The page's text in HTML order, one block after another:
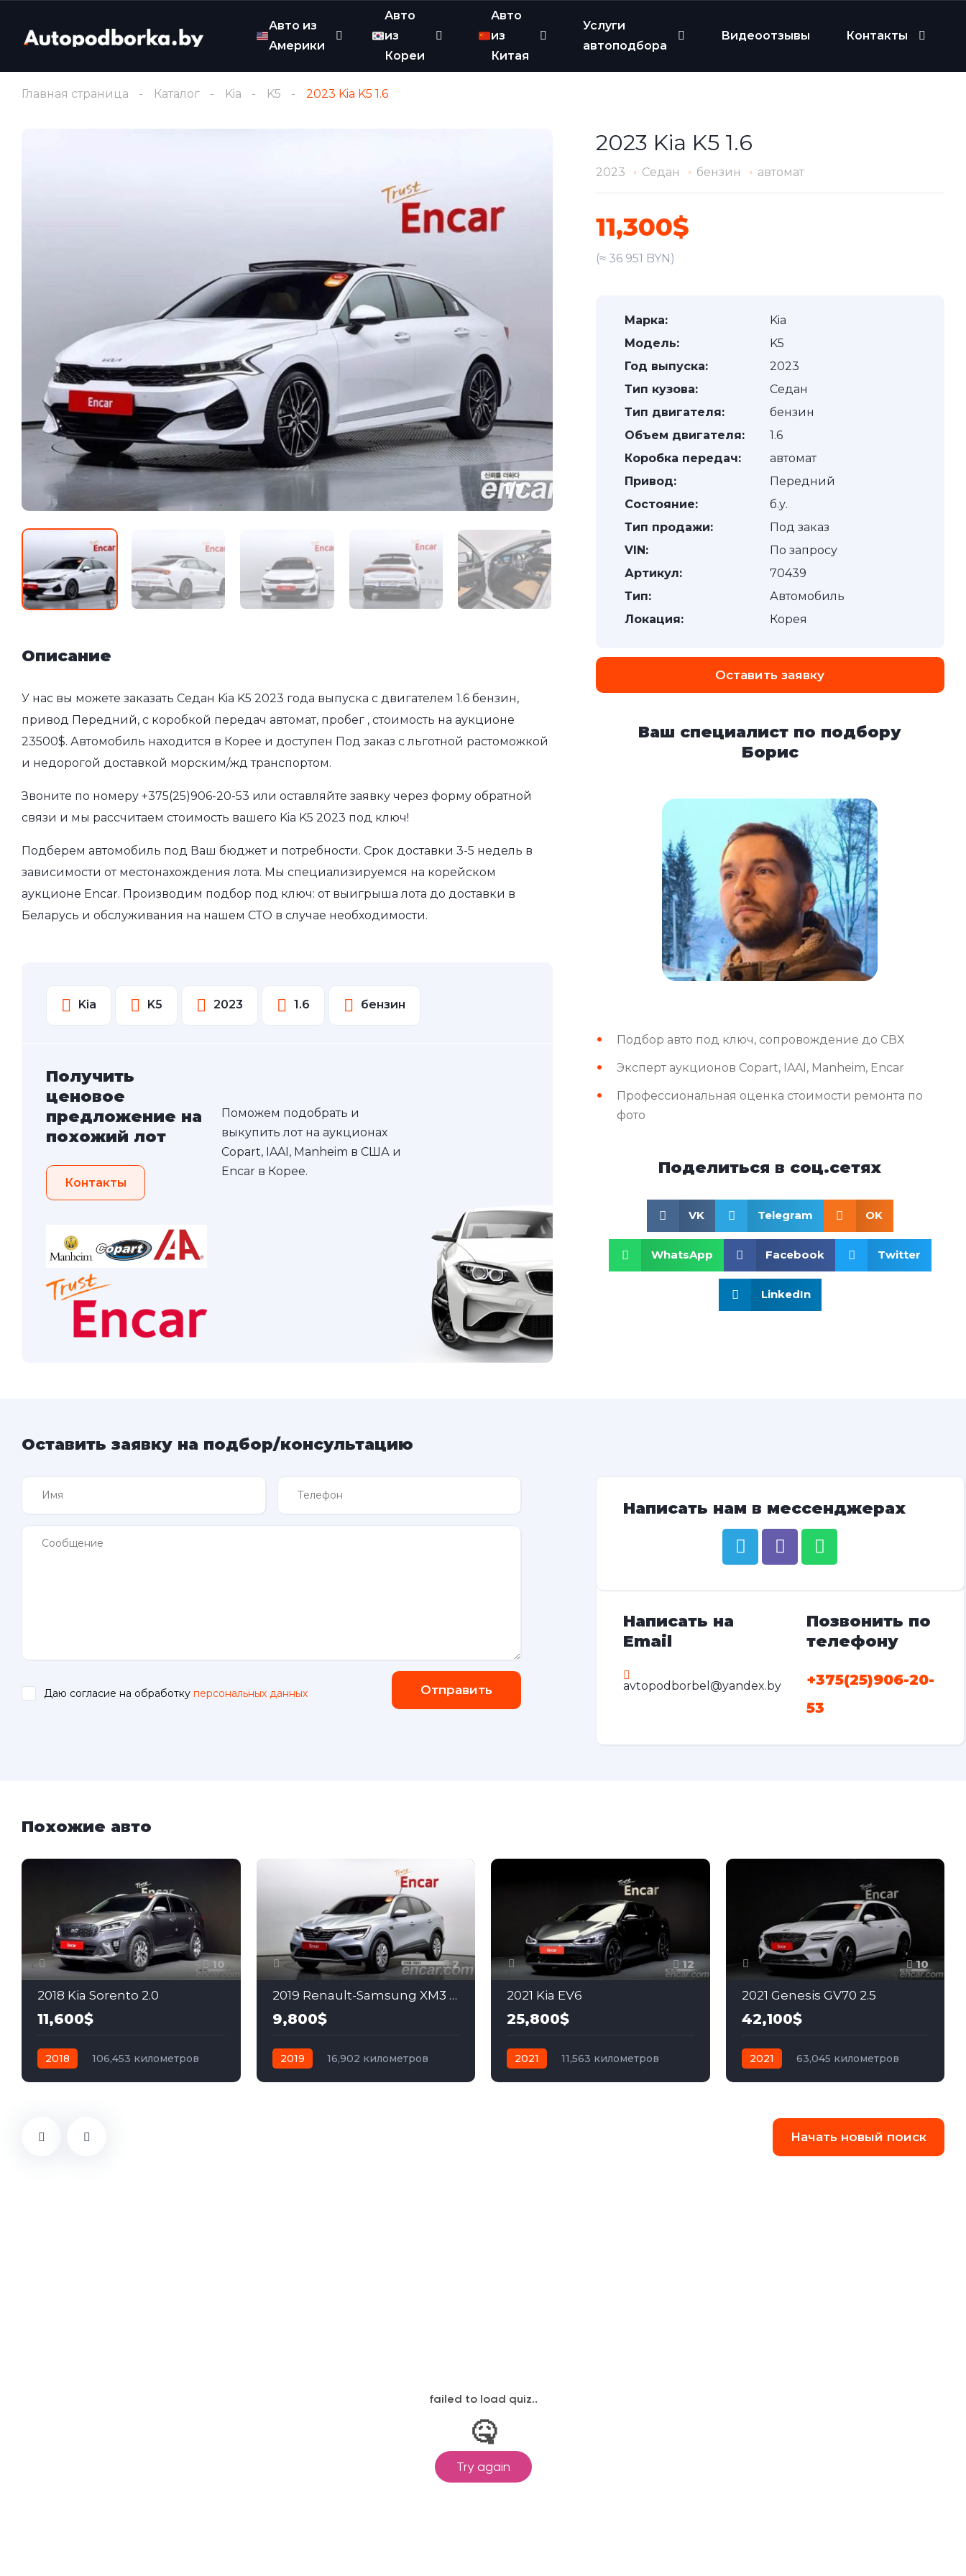
Авто из
Америки
Авто
из
Кореи
Авто
из
Китая
Услуги
автоподбора
Видеоотзывы Контакты
Главная страница Каталог Kia K5 2023 Kia K5 1.6
1/7
Описание
У нас вы можете заказать Седан Kia K5 2023 года выпуска с двигателем 1.6 бензин,
привод Передний, с коробкой передач автомат, пробег , стоимость на аукционе
23500$. Автомобиль находится в Корее и доступен Под заказ с льготной растоможкой
и недорогой доставкой морским/жд транспортом.
Звоните по номеру +375(25)906-20-53 или оставляйте заявку через форму обратной
связи и мы рассчитаем стоимость вашего Kia K5 2023 под ключ!
Подберем автомобиль под Ваш бюджет и потребности. Срок доставки 3-5 недель в
зависимости от местонахождения лота. Мы специализируемся на корейском
аукционе Encar. Производим подбор под ключ: от выигрыша лота до доставки в
Беларусь и обслуживания на нашем СТО в случае необходимости.
Kia K5 2023 1.6 бензин
Получить
ценовое
предложение на
похожий лот
Контакты
Поможем подобрать и
выкупить лот на аукционах
Copart, IAAI, Manheim в США и
Encar в Корее.
2023 Kia K5 1.6
2023 Седан бензин автомат
11,300$
(≈ 36 951 BYN)
Марка:
Kia
Модель:
K5
Год выпуска:
2023
Тип кузова:
Седан
Тип двигателя:
бензин
Объем двигателя:
1.6
Коробка передач:
автомат
Привод:
Передний
Состояние:
б.у.
Тип продажи:
Под заказ
VIN:
По запросу
Артикул:
70439
Тип:
Автомобиль
Локация:
Корея
Оставить заявку
Ваш специалист по подбору
Борис
Подбор авто под ключ, сопровождение до СВХ
Эксперт аукционов Copart, IAAI, Manheim, Encar
Профессиональная оценка стоимости ремонта по
фото
Поделиться в соц.сетях
VK Telegram OK
WhatsApp Facebook Twitter
LinkedIn
Оставить заявку на подбор/консультацию
Даю согласие на обработку персональных данных Отправить
Написать нам в мессенджерах
Написать на
Email
avtopodborbel@yandex.by
Позвонить по
телефону
+375(25)906-20-
53
Похожие авто
10
2018 Kia Sorento 2.0
11,600$
2018
106,453 километров
2
2019 Renault-Samsung XM3 1.3
9,800$
2019
16,902 километров
12
2021 Kia EV6
25,800$
2021
11,563 километров
10
2021 Genesis GV70 2.5
42,100$
2021
63,045 километров
Начать новый поиск